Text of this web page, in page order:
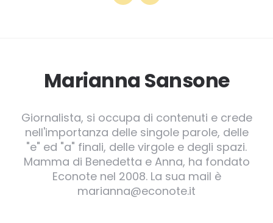
Marianna Sansone
Giornalista, si occupa di contenuti e crede
nell'importanza delle singole parole, delle
"e" ed "a" finali, delle virgole e degli spazi.
Mamma di Benedetta e Anna, ha fondato
Econote nel 2008. La sua mail è
marianna@econote.it